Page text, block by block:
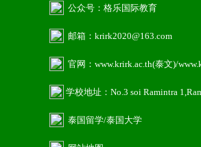
公众号：格乐国际教育
邮箱：krirk2020@163.com
官网：www.krirk.ac.th(泰文)/
学校地址：No.3 soi Ramintra
泰国留学/泰国大学